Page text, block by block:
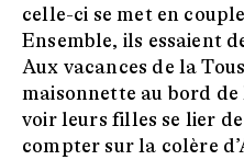
celle-ci se met en
Ensemble, ils essaient
Aux vacances de la
maisonnette au bord de
voir leurs filles se lier de
compter sur la colère